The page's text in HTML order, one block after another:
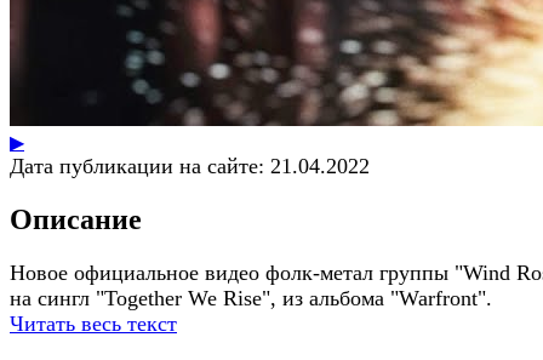
▶
Дата публикации на сайте: 21.04.2022
Описание
Новое официальное видео фолк-метал группы "Wind
на сингл "Together We Rise", из альбома "Warfront".
Читать весь текст